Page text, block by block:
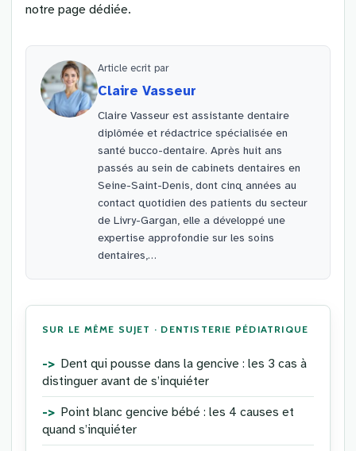
notre page dédiée.
Article ecrit par
Claire Vasseur
Claire Vasseur est assistante dentaire
diplômée et rédactrice spécialisée en
santé bucco-dentaire. Après huit ans
passés au sein de cabinets dentaires en
Seine-Saint-Denis, dont cinq années au
contact quotidien des patients du secteur
de Livry-Gargan, elle a développé une
expertise approfondie sur les soins
dentaires,…
SUR LE MÊME SUJET · DENTISTERIE PÉDIATRIQUE
Dent qui pousse dans la gencive : les 3 cas à
distinguer avant de s’inquiéter
Point blanc gencive bébé : les 4 causes et
quand s’inquiéter